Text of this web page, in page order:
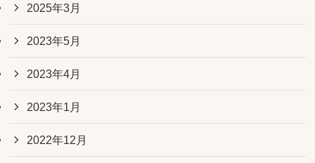
2025年3月
2023年5月
2023年4月
2023年1月
2022年12月